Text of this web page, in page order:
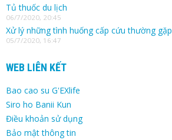
Tủ thuốc du lịch
06/7/2020, 20:45
Xử lý những tình huống cấp cứu thường gặp
05/7/2020, 16:47
WEB LIÊN KẾT
Bao cao su G'EXlife
Siro ho Banii Kun
Điều khoản sử dụng
Bảo mật thông tin